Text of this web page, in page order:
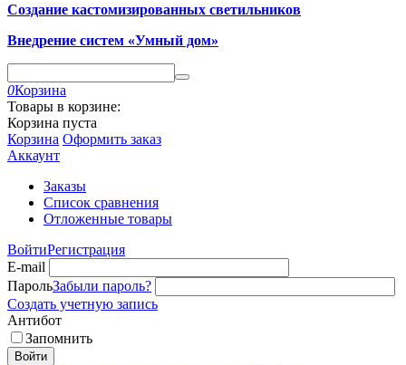
Создание кастомизированных светильников
Внедрение систем «Умный дом»
0Корзина
Товары в корзине:
Корзина пуста
Корзина Оформить заказ
Аккаунт
Заказы
Список сравнения
Отложенные товары
ВойтиРегистрация
E-mail
ПарольЗабыли пароль?
Создать учетную запись
Антибот
Запомнить
Войти